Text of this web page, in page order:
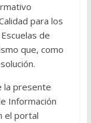
para los
de
que, como
la presente
Información
el portal